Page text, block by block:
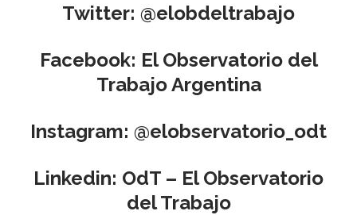
Twitter: @elobdeltrabajo
Facebook: El Observatorio del
Trabajo Argentina
Instagram: @elobservatorio_odt
Linkedin: OdT – El Observatorio
del Trabajo